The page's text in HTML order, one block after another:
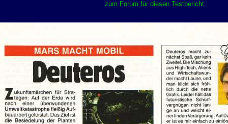
zum Forum für diesen Testbericht